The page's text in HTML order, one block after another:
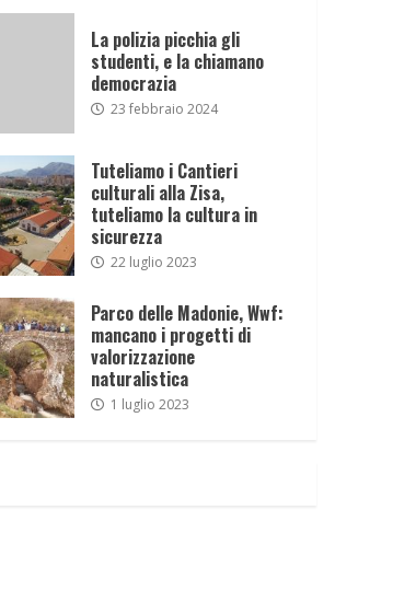
La polizia picchia gli
studenti, e la chiamano
democrazia
23 febbraio 2024
Tuteliamo i Cantieri
culturali alla Zisa,
tuteliamo la cultura in
sicurezza
22 luglio 2023
Parco delle Madonie, Wwf:
mancano i progetti di
valorizzazione
naturalistica
1 luglio 2023